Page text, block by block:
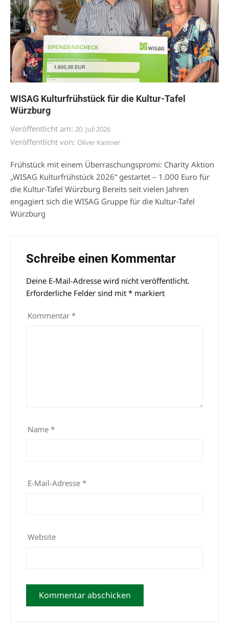
WISAG Kulturfrühstück für die Kultur-Tafel
Würzburg
Veröffentlicht am: 20. Juli 2026
Veröffentlicht von: Oliver Kastner
Frühstück mit einem Überraschungspromi: Charity Aktion
„WISAG Kulturfrühstück 2026“ gestartet – 1.000 Euro für
die Kultur-Tafel Würzburg Bereits seit vielen Jahren
engagiert sich die WISAG Gruppe für die Kultur-Tafel
Würzburg
Schreibe einen Kommentar
Deine E-Mail-Adresse wird nicht veröffentlicht.
Erforderliche Felder sind mit * markiert
Kommentar *
Name *
E-Mail-Adresse *
Website
Alternative: